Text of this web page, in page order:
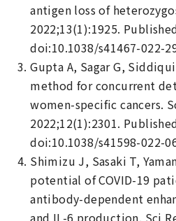
antigen loss of
2022;13(1):1925.
doi:10.1038/s41467-022-
Gupta A, Sagar G,
method for concurrent
women-specific cancers.
2022;12(1):2301.
doi:10.1038/s41598-022-
Shimizu J, Sasaki T,
potential of COVID-19
antibody-dependent
and IL-6 production. Sci